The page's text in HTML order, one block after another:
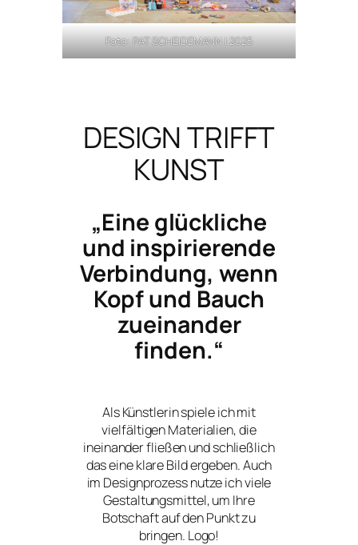
Foto: PAT SCHEIDEMANN | 2025
DESIGN TRIFFT
KUNST
„Eine glückliche
und inspirierende
Verbindung, wenn
Kopf und Bauch
zueinander
finden.“
Als Künstlerin spiele ich mit
vielfältigen Materialien, die
ineinander fließen und schließlich
das eine klare Bild ergeben. Auch
im Designprozess nutze ich viele
Gestaltungsmittel, um Ihre
Botschaft auf den Punkt zu
bringen. Logo!